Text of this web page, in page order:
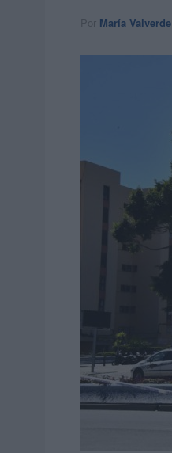
Por María Valverde